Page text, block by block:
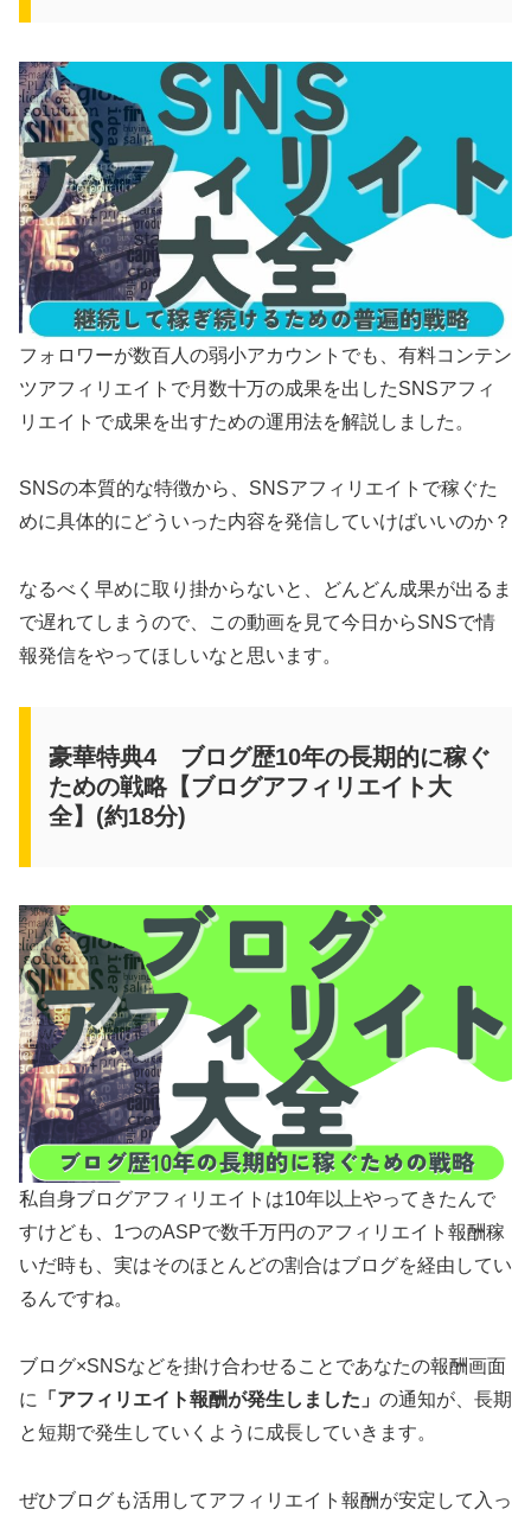
フォロワーが数百人の弱小アカウントでも、有料コンテン
ツアフィリエイトで月数十万の成果を出したSNSアフィ
リエイトで成果を出すための運用法を解説しました。
SNSの本質的な特徴から、SNSアフィリエイトで稼ぐた
めに具体的にどういった内容を発信していけばいいのか？
なるべく早めに取り掛からないと、どんどん成果が出るま
で遅れてしまうので、この動画を見て今日からSNSで情
報発信をやってほしいなと思います。
豪華特典4 ブログ歴10年の長期的に稼ぐ
ための戦略【ブログアフィリエイト大
全】(約18分)
私自身ブログアフィリエイトは10年以上やってきたんで
すけども、1つのASPで数千万円のアフィリエイト報酬稼
いだ時も、実はそのほとんどの割合はブログを経由してい
るんですね。
ブログ×SNSなどを掛け合わせることであなたの報酬画面
に
「アフィリエイト報酬が発生しました」 の通知が、長期
と短期で発生していくように成長していきます。
ぜひブログも活用してアフィリエイト報酬が安定して入っ